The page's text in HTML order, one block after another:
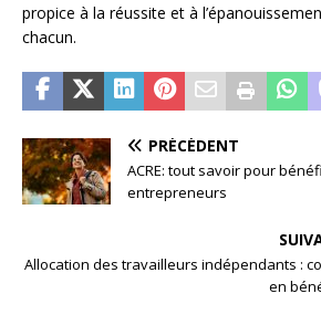
propice à la réussite et à
chacun.
PRÉCÉDENT
ACRE: tout savoir pour
entrepreneurs
Allocation des travailleurs indépendants :
en